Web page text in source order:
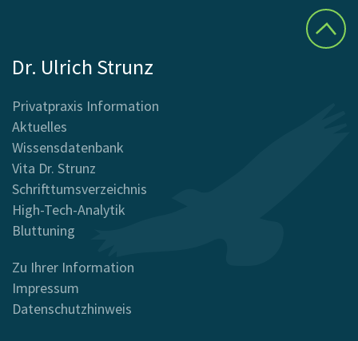
Dr. Ulrich Strunz
Privatpraxis Information
Aktuelles
Wissensdatenbank
Vita Dr. Strunz
Schrifttumsverzeichnis
High-Tech-Analytik
Bluttuning
Zu Ihrer Information
Impressum
Datenschutzhinweis